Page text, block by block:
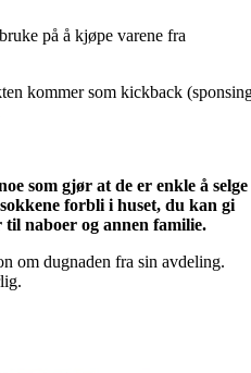
på å kjøpe varene fra
kommer som kickback
som gjør at de er enkle å selge
forbli i huset, du kan gi
naboer og annen familie.
om dugnaden fra sin avdeling.